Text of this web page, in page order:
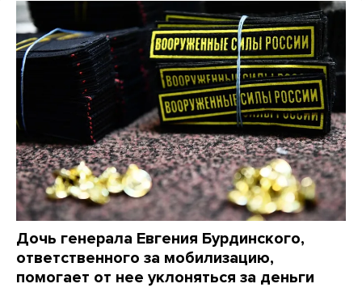
Дочь генерала Евгения Бурдинского,
ответственного за мобилизацию,
помогает от нее уклоняться за деньги